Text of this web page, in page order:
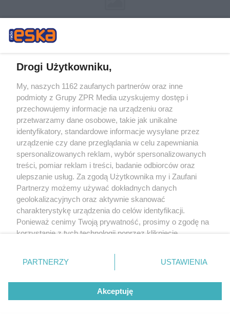
Żaden utwór zamieszczony w serwisie nie może być powielany i
rozpowszechniany lub dalej rozpowszechniany w jakikolwiek sposób (w
tym także elektroniczny lub mechaniczny) na jakimkolwiek polu
eksploatacji w jakiejkolwiek formie, włącznie z umieszczaniem w Internecie
bez pisemnej zgody właściciela praw. Jakiekolwiek użycie lub
wykorzystanie utworów w całości lub w części z naruszeniem prawa, tzn.
bez właściwej zgody, jest zabronione pod groźbą kary i może być ścigane
prawnie.
O nas
Drogi Użytkowniku,
My, naszych 1162 zaufanych partnerów oraz inne
podmioty z Grupy ZPR Media uzyskujemy dostęp i
przechowujemy informacje na urządzeniu oraz
przetwarzamy dane osobowe, takie jak unikalne
identyfikatory, standardowe informacje wysyłane przez
urządzenie czy dane przeglądania w celu zapewniania
spersonalizowanych reklam, wybór spersonalizowanych
treści, pomiar reklam i treści, badanie odbiorców oraz
ulepszanie usług. Za zgodą Użytkownika my i Zaufani
Partnerzy możemy używać dokładnych danych
geolokalizacyjnych oraz aktywnie skanować
charakterystykę urządzenia do celów identyfikacji.
Ponieważ cenimy Twoją prywatność, prosimy o zgodę na
korzystanie z tych technologii poprzez kliknięcie
zmienić/wycofać klikając przycisk ustawień prywatności
znajdujący się w lewym dolnym rogu strony
rodzaje przetwarzania danych nie wymagają zgody
użytkownika, ale masz prawo sprzeciwić się takiemu
przetwarzaniu. Preferencje będą miały zastosowanie tylko
PARTNERZY USTAWIENIA
Akceptuję